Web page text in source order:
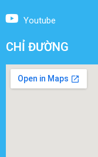
Youtube
CHỈ ĐƯỜNG